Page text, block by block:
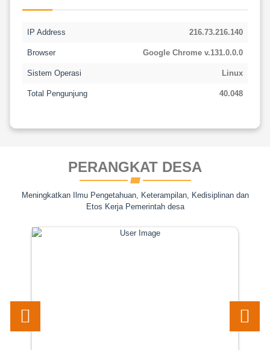
IP Address 216.73.216.140
Browser Google Chrome v.131.0.0.0
Sistem Operasi Linux
Total Pengunjung 40.048
PERANGKAT DESA
Meningkatkan Ilmu Pengetahuan, Keterampilan, Kedisiplinan dan
Etos Kerja Pemerintah desa